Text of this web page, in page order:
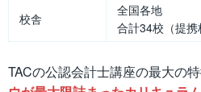
校舎
全国各地
合計34校（提携
TACの公認会計士講座の最大の特